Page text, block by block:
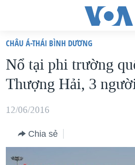
truy
cập
Tới
dung
chính
điều
VIỆT NAM
HOA KỲ
BIỂN ĐÔNG
BLOG
DIỄN ĐÀN
CHÂU Á-THÁI BÌNH DƯƠNG
Nổ tại phi trường
Thượng Hải, 3
12/06/2016
Chia sẻ